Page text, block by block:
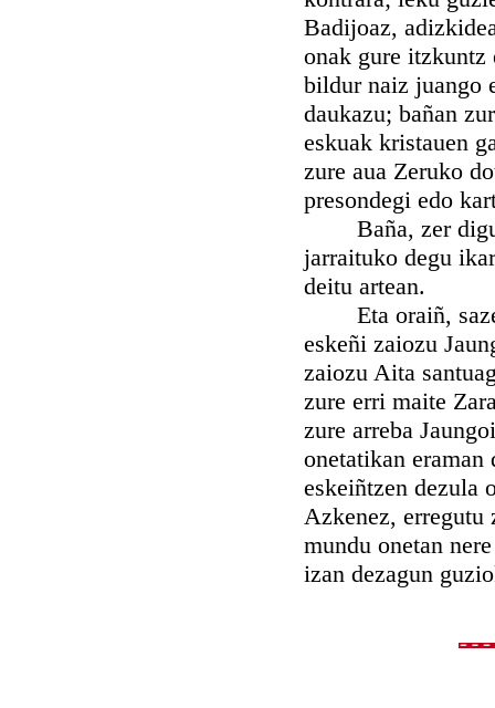
Badijoaz,
onak gure itzkuntz
bildur naiz juango
daukazu; bañan
eskuak kristauen
zure aua Zeruko
presondegi edo
Baña, zer digu?
jarraituko degu
deitu artean.
Eta oraiñ,
eskeñi zaiozu
zaiozu Aita
zure erri maite
zure arreba
onetatikan
eskeiñtzen dezula
Azkenez, erregutu
mundu onetan
izan dezagun